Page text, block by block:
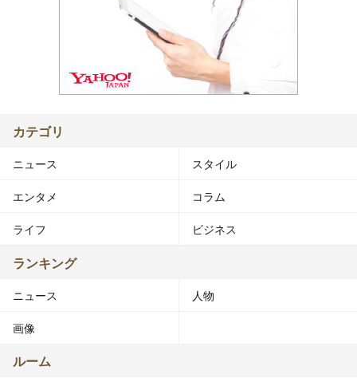
カテゴリ
ニュース スタイル
エンタメ コラム
ライフ ビジネス
ランキング
ニュース 人物
画像
ルーム